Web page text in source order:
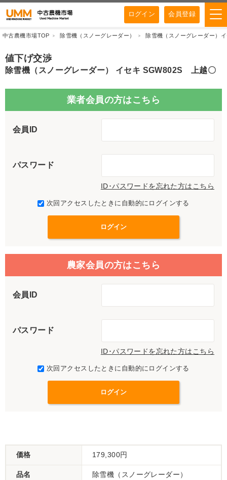
ログイン 会員登録
中古農機市場TOP 除雪機（スノーグレーダー） 除雪機（スノーグレーダー）
値下げ交渉
除雪機（スノーグレーダー） イセキ SGW802S 上越〇
業者会員の方はこちら
会員ID
パスワード
ID･パスワードを忘れた方はこちら
次回アクセスしたときに自動的にログインする
農家会員の方はこちら
会員ID
パスワード
ID･パスワードを忘れた方はこちら
次回アクセスしたときに自動的にログインする
価格 179,300円
品名 除雪機（スノーグレーダー）